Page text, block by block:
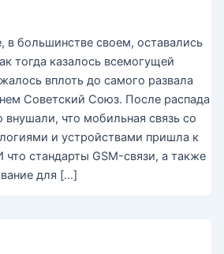
в большинстве своем, оставались
тогда казалось всемогущей
вплоть до самого развала
Советский Союз. После распада
что мобильная связь со
и устройствами пришла к
стандарты GSM-связи, а также
для […]